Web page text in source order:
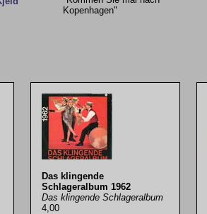
Kopenhagen"
Das klingende
Schlageralbum 1962
Das klingende Schlageralbum
4,00